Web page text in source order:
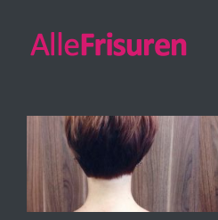
Inhalt
springen